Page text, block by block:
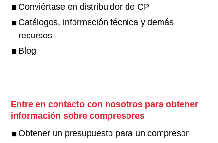
Conviértase en distribuidor de CP
Catálogos, información técnica y demás
recursos
Blog
Entre en contacto con nosotros para obtener
información sobre compresores
Obtener un presupuesto para un compresor